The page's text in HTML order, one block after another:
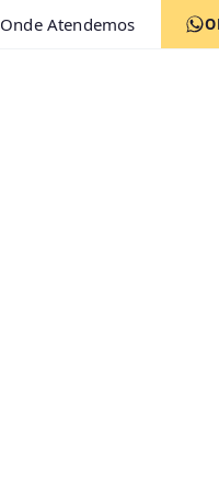
Onde Atendemos